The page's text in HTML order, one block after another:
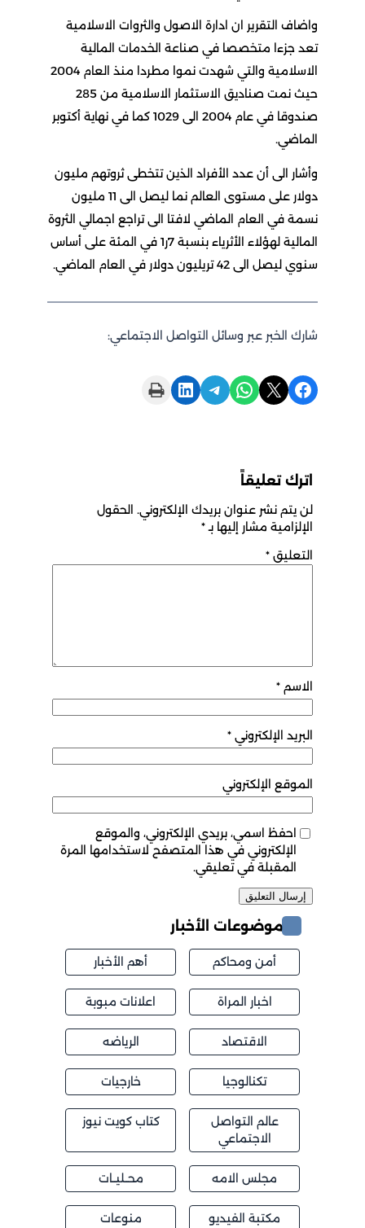
واضاف التقرير ان ادارة الاصول والثروات الاسلامية
تعد جزءا متخصصا في صناعة الخدمات المالية
الاسلامية والتي شهدت نموا مطردا منذ العام 2004
حيث نمت صناديق الاستثمار الاسلامية من 285
صندوقا في عام 2004 الى 1029 كما في نهاية أكتوبر
الماضي.
وأشار الى أن عدد الأفراد الذين تتخطى ثروتهم مليون
دولار على مستوى العالم نما ليصل الى 11 مليون
نسمة في العام الماضي لافتا الى تراجع اجمالي الثروة
المالية لهؤلاء الأثرياء بنسبة 7ر1 في المئة على أساس
سنوي ليصل الى 42 تريليون دولار في العام الماضي.
شارك الخبر عبر وسائل التواصل الاجتماعي:
Share on Facebook
Share on X
Share on WhatsApp
Share on Telegram
Share on LinkedIn
Print this Page
اترك تعليقاً
لن يتم نشر عنوان بريدك الإلكتروني. الحقول
الإلزامية مشار إليها بـ*
التعليق *
الاسم *
البريد الإلكتروني *
الموقع الإلكتروني
احفظ اسمي، بريدي الإلكتروني، والموقع
الإلكتروني في هذا المتصفح لاستخدامها المرة
المقبلة في تعليقي.
موضوعات الأخبار
أمن ومحاكم أهم الأخبار
اخبار المراة اعلانات مبوبة
الاقتصاد الرياضه
تكنالوجيا خارجيات
عالم التواصل
الاجتماعي
كتاب كويت نيوز
مجلس الامه محــليــات
مكتبة الفيديو منوعات